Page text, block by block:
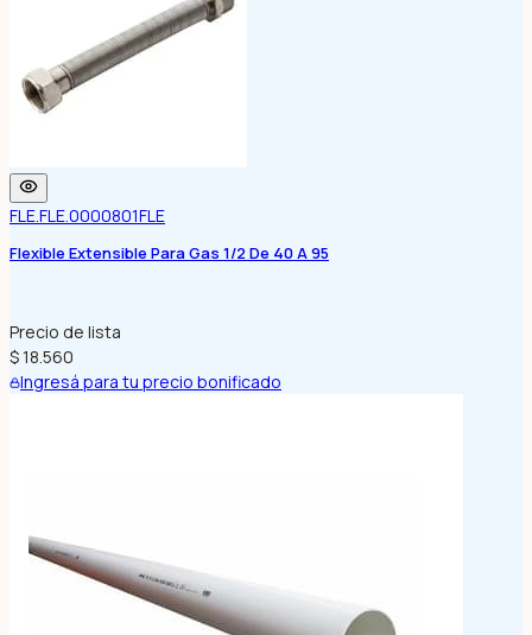
FLE.FLE.0000801FLE
Flexible Extensible Para Gas 1/2 De 40 A 95
Precio de lista
$ 18.560
Ingresá para tu precio bonificado